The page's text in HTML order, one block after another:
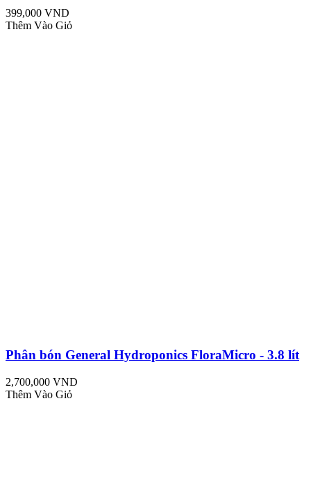
399,000 VND
Thêm Vào Giỏ
Phân bón General Hydroponics FloraMicro - 3.8 lít
2,700,000 VND
Thêm Vào Giỏ